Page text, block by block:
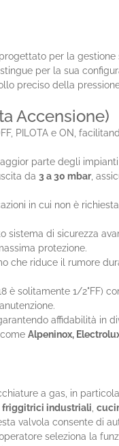
per la gestione
per la sua
preciso della
Accensione)
PILOTA e ON,
parte degli
da3 a 30 mbar,
in cui non è
sistema di sicurezza
protezione.
che riduce il rumore
è solitamente 1/2"FF)
affidabilità in
comeAlpeninox,
a gas, in
friggitrici industriali,
valvola consente di
seleziona la